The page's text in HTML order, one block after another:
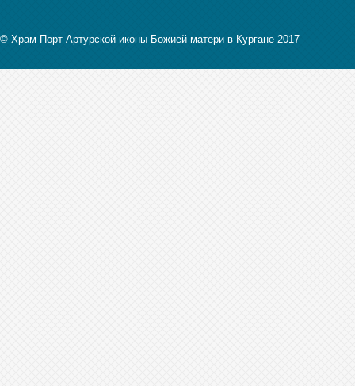
© Храм Порт-Артурской иконы Божией матери в Кургане 2017